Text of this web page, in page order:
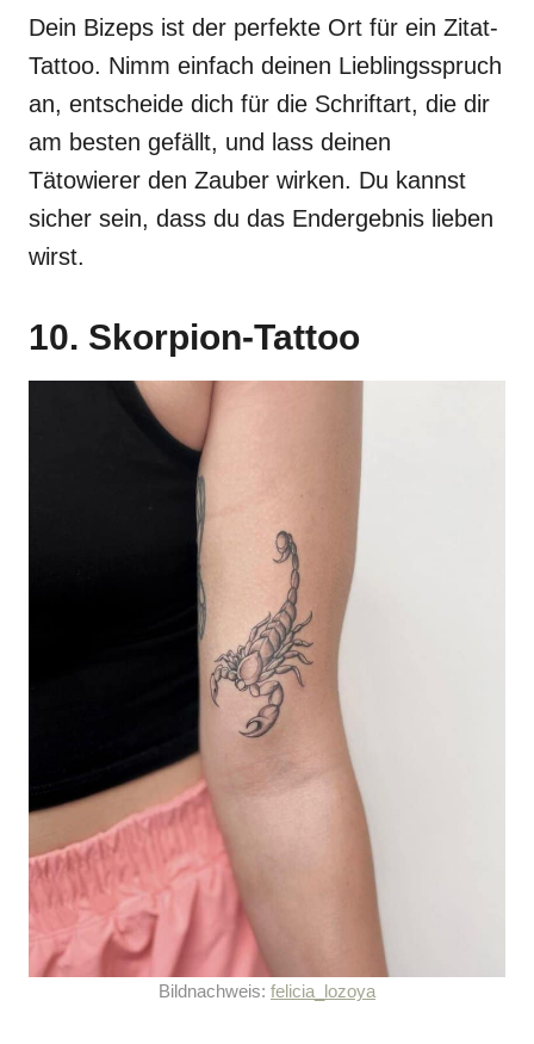
Dein Bizeps ist der perfekte Ort für ein Zitat-
Tattoo. Nimm einfach deinen Lieblingsspruch
an, entscheide dich für die Schriftart, die dir
am besten gefällt, und lass deinen
Tätowierer den Zauber wirken. Du kannst
sicher sein, dass du das Endergebnis lieben
wirst.
10. Skorpion-Tattoo
Bildnachweis: felicia_lozoya